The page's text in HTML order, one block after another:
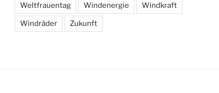
Weltfrauentag Windenergie Windkraft
Windräder Zukunft